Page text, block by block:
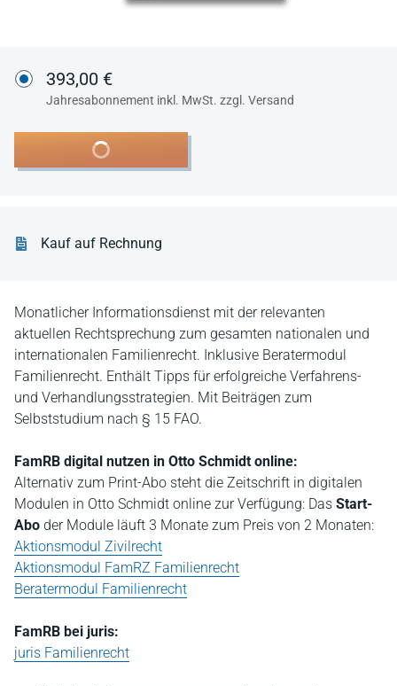
Monatlicher Informationsdienst mit der relevanten
aktuellen Rechtsprechung zum gesamten nationalen und
internationalen Familienrecht. Inklusive Beratermodul
Familienrecht. Enthält Tipps für erfolgreiche Verfahrens-
und Verhandlungsstrategien. Mit Beiträgen zum
Selbststudium nach § 15 FAO.
FamRB digital nutzen in Otto Schmidt online:
Alternativ zum Print-Abo steht die Zeitschrift in digitalen
Modulen in Otto Schmidt online zur Verfügung: Das Start-
Abo der Module läuft 3 Monate zum Preis von 2 Monaten:
Aktionsmodul Zivilrecht
Aktionsmodul FamRZ Familienrecht
Beratermodul Familienrecht
FamRB bei juris:
juris Familienrecht
393,00 €
Jahresabonnement inkl. MwSt. zzgl. Versand
In den Warenkorb
Kauf auf Rechnung